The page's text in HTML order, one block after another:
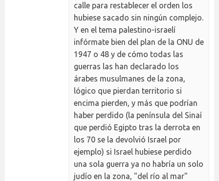
calle para restablecer el orden los
hubiese sacado sin ningún complejo.
Y en el tema palestino-israelí
infórmate bien del plan de la ONU de
1947 o 48 y de cómo todas las
guerras las han declarado los
árabes musulmanes de la zona,
lógico que pierdan territorio si
encima pierden, y más que podrían
haber perdido (la península del Sinaí
que perdió Egipto tras la derrota en
los 70 se la devolvió Israel por
ejemplo) si Israel hubiese perdido
una sola guerra ya no habría un solo
judío en la zona, "del río al mar"